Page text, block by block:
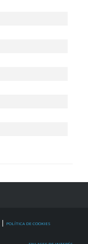
| POLÍTICA DE COOKIES